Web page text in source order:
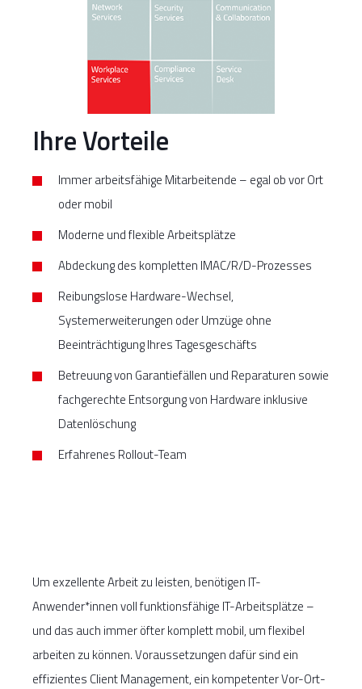
Ihre Vorteile
Immer arbeitsfähige Mitarbeitende – egal ob vor Ort
oder mobil
Moderne und flexible Arbeitsplätze
Abdeckung des kompletten IMAC/R/D-Prozesses
Reibungslose Hardware-Wechsel,
Systemerweiterungen oder Umzüge ohne
Beeinträchtigung Ihres Tagesgeschäfts
Betreuung von Garantiefällen und Reparaturen sowie
fachgerechte Entsorgung von Hardware inklusive
Datenlöschung
Erfahrenes Rollout-Team
Um exzellente Arbeit zu leisten, benötigen IT-
Anwender*innen voll funktionsfähige IT-Arbeitsplätze –
und das auch immer öfter komplett mobil, um flexibel
arbeiten zu können. Voraussetzungen dafür sind ein
effizientes Client Management, ein kompetenter Vor-Ort-